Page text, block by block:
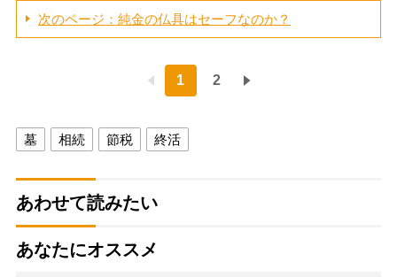
次のページ：純金の仏具はセーフなのか？
1 2
墓 相続 節税 終活
あわせて読みたい
あなたにオススメ